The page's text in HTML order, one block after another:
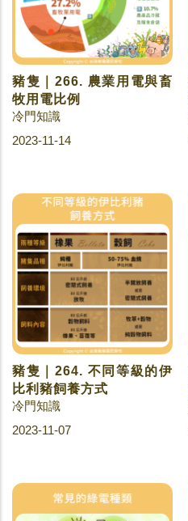
豬隻｜266. 農業用電與畜
牧用電比例
冷門知識
2023-11-14
豬隻｜264. 不同等級的伊
比利豬飼養方式
冷門知識
2023-11-07